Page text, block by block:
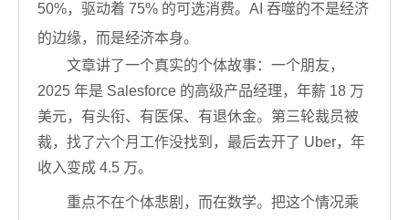
50%，驱动着 75% 的可选消费。AI 吞噬的不是经济
的边缘，而是经济本身。
文章讲了一个真实的个体故事：一个朋友，
2025 年是 Salesforce 的高级产品经理，年薪 18 万
美元，有头衔、有医保、有退休金。第三轮裁员被
裁，找了六个月工作没找到，最后去开了 Uber，年
收入变成 4.5 万。
重点不在个体悲剧，而在数学。把这个情况乘